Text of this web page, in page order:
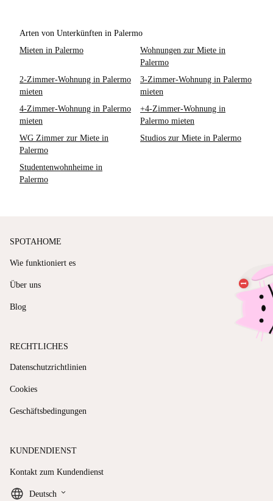
Arten von Unterkünften in Palermo
Mieten in Palermo
Wohnungen zur Miete in
Palermo
2-Zimmer-Wohnung in Palermo
mieten
3-Zimmer-Wohnung in Palermo
mieten
4-Zimmer-Wohnung in Palermo
mieten
+4-Zimmer-Wohnung in
Palermo mieten
WG Zimmer zur Miete in
Palermo
Studios zur Miete in Palermo
Studentenwohnheime in
Palermo
SPOTAHOME
Wie funktioniert es
Über uns
Blog
RECHTLICHES
Datenschutzrichtlinien
Cookies
Geschäftsbedingungen
KUNDENDIENST
Kontakt zum Kundendienst
Deutsch keyboard_arrow_down